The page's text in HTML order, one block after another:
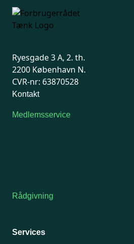
Ryesgade 3 A, 2. th.
2200 København N.
CVR-nr: 63870528
Kontakt
Medlemsservice
Rådgivning
Services